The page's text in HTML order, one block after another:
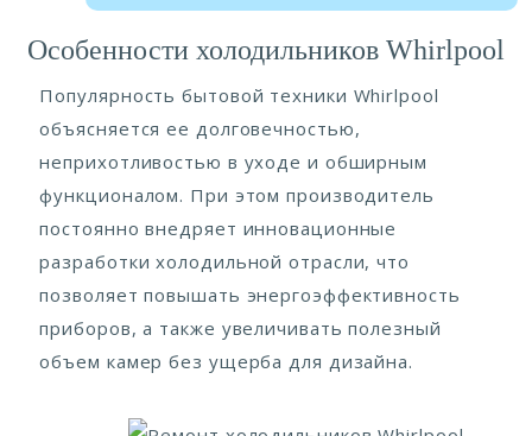
Особенности холодильников Whirlpool
Популярность бытовой техники Whirlpool
объясняется ее долговечностью,
неприхотливостью в уходе и обширным
функционалом. При этом производитель
постоянно внедряет инновационные
разработки холодильной отрасли, что
позволяет повышать энергоэффективность
приборов, а также увеличивать полезный
объем камер без ущерба для дизайна.